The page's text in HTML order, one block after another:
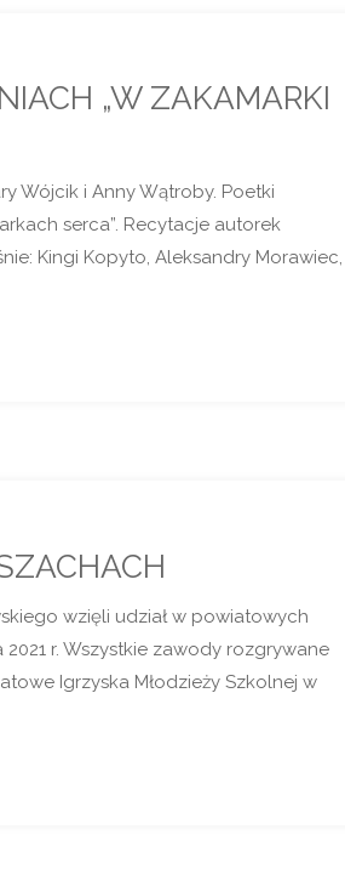
„W ZAKAMARKI
Wójcik i Anny Wątroby. Poetki
serca”. Recytacje autorek
Kingi Kopyto, Aleksandry Morawiec,
wzięli udział w powiatowych
r. Wszystkie zawody rozgrywane
Igrzyska Młodzieży Szkolnej w